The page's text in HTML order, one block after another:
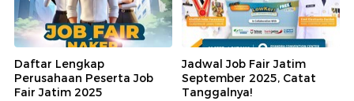
Daftar Lengkap
Perusahaan Peserta Job
Fair Jatim 2025
Jadwal Job Fair Jatim
September 2025, Catat
Tanggalnya!